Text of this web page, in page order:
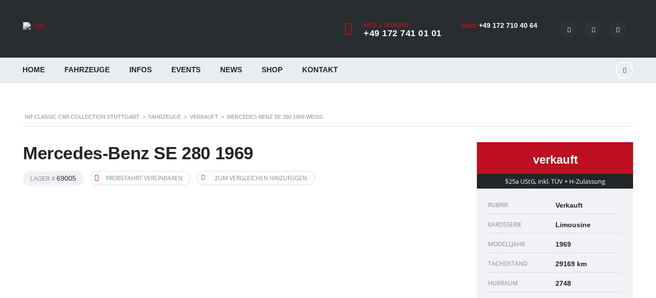
ODER +49 172 710 40 64
INFO & VERKAUF
+49 172 741 01 01
HOME FAHRZEUGE INFOS EVENTS NEWS SHOP KONTAKT
NR CLASSIC CAR COLLECTION STUTTGART > FAHRZEUGE > VERKAUFT > MERCEDES-BENZ SE 280 1969 WEISS
Mercedes-Benz SE 280 1969
LAGER # 69005 PROBEFAHRT VEREINBAREN ZUM VERGLEICHEN HINZUFÜGEN
verkauft
§25a UStG, inkl. TÜV + H-Zulassung
RUBRIK Verkauft
KAROSSERIE Limousine
MODELLJAHR 1969
TACHOSTAND 29169 km
HUBRAUM 2748